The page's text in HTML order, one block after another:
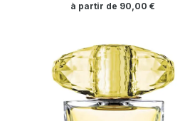
à partir de 90,00€